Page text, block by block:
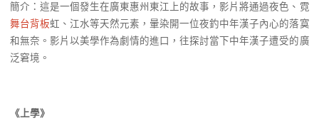
簡介：這是一個發生在廣東惠州東江上的故事，影片將通過夜色、霓
舞台背板虹、江水等天然元素，暈染開一位夜釣中年漢子內心的落寞
和無奈。影片以美學作為劇情的進口，往探討當下中年漢子遭受的廣
泛窘境。
《上學》